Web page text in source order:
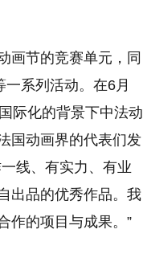
画节的竞赛单元，同
系列活动。在6月
际化的背景下中法动
国动画界的代表们发
线、有实力、有业
出品的优秀作品。我
作的项目与成果。”